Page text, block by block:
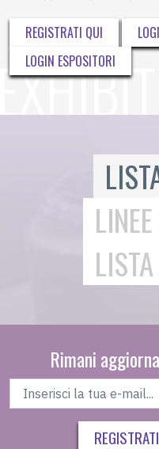
REGISTRATI QUI
LOGIN ESPOSITORI
Rimani